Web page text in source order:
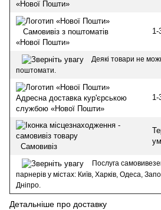
«Нової Пошти»
Самовивіз з поштоматів
«Нової Пошти»
1-
Деякі товари не
поштомати.
Адресна доставка кур'єрською
службою «Нової Пошти»
1-
Самовивіз
Послуга
парнерів у містах: Київ, Харків, Одеса,
Дніпро.
Детальніше про доставку